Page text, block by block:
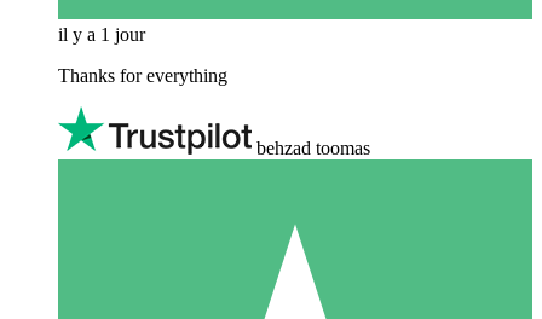
il y a 1 jour
Thanks for everything
behzad toomas